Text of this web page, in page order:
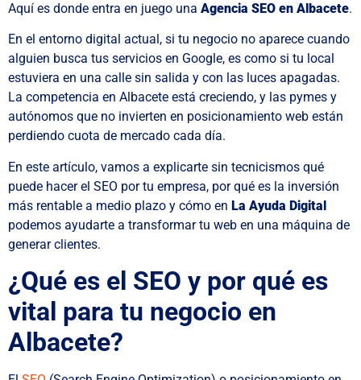
Aquí es donde entra en juego una Agencia SEO en Albacete.
En el entorno digital actual, si tu negocio no aparece cuando
alguien busca tus servicios en Google, es como si tu local
estuviera en una calle sin salida y con las luces apagadas.
La competencia en Albacete está creciendo, y las pymes y
autónomos que no invierten en posicionamiento web están
perdiendo cuota de mercado cada día.
En este artículo, vamos a explicarte sin tecnicismos qué
puede hacer el SEO por tu empresa, por qué es la inversión
más rentable a medio plazo y cómo en La Ayuda Digital
podemos ayudarte a transformar tu web en una máquina de
generar clientes.
¿Qué es el SEO y por qué es
vital para tu negocio en
Albacete?